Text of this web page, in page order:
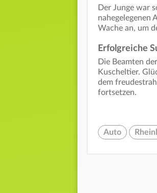
Der Junge war
nahegelegenen
Wache an, um
Erfolgreiche
Die Beamten
Kuscheltier.
dem
fortsetzen.
Auto